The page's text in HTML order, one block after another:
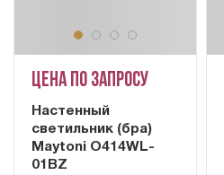
Цена по запросу
Настенный
светильник (бра)
Maytoni O414WL-
01BZ